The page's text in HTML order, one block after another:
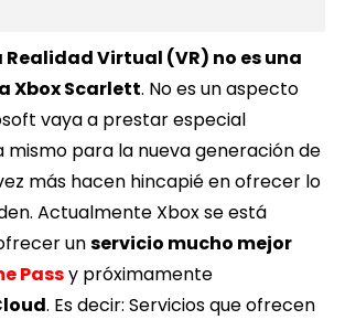
Realidad Virtual (VR) no es una
Xbox Scarlett. No es un aspecto
vaya a prestar especial
mismo para la nueva generación de
más hacen hincapié en ofrecer lo
Actualmente Xbox se está
unservicio mucho mejor
Passy próximamente
. Es decir: Servicios que ofrecen